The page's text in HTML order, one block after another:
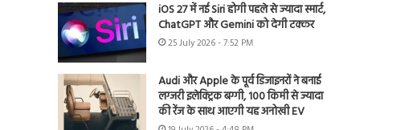
iOS 27 में नई Siri होगी पहले से ज्यादा स्मार्ट,
ChatGPT और Gemini को देगी टक्कर
25 July 2026 - 7:52 PM
Audi और Apple के पूर्व डिजाइनरों ने बनाई
लग्जरी इलेक्ट्रिक बग्गी, 100 किमी से ज्यादा
की रेंज के साथ आएगी यह अनोखी EV